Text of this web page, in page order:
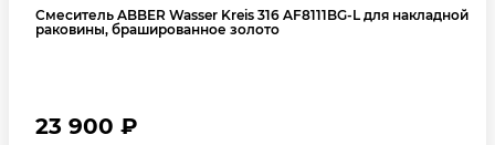
Смеситель ABBER Wasser Kreis 316 AF8111BG-L для накладной
раковины, брашированное золото
23 900 ₽